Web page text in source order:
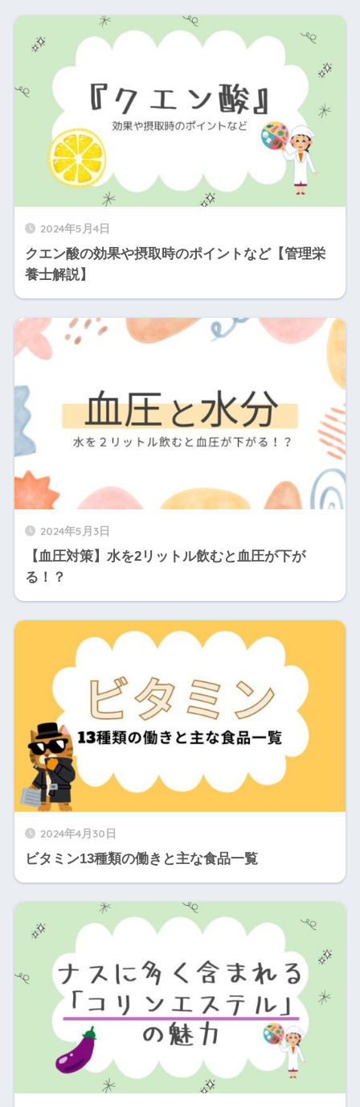
2024年5月4日
クエン酸の効果や摂取時のポイントなど【管理栄
養士解説】
2024年5月3日
【血圧対策】水を2リットル飲むと血圧が下が
る！？
2024年4月30日
ビタミン13種類の働きと主な食品一覧